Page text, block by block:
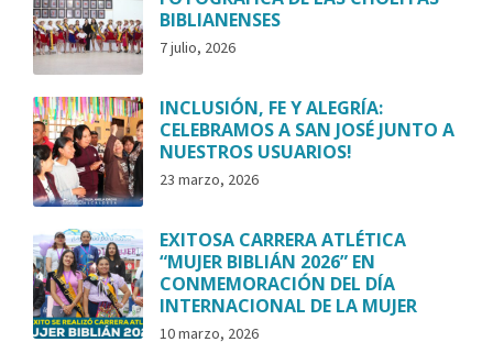
BIBLIANENSES
7 julio, 2026
INCLUSIÓN, FE Y ALEGRÍA:
CELEBRAMOS A SAN JOSÉ JUNTO A
NUESTROS USUARIOS!
23 marzo, 2026
EXITOSA CARRERA ATLÉTICA
“MUJER BIBLIÁN 2026” EN
CONMEMORACIÓN DEL DÍA
INTERNACIONAL DE LA MUJER
10 marzo, 2026